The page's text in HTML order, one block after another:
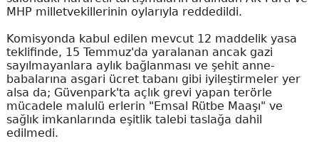
MHP milletvekillerinin oylarıyla reddedildi.
Komisyonda kabul edilen mevcut 12 maddelik yasa
teklifinde, 15 Temmuz'da yaralanan ancak gazi
sayılmayanlara aylık bağlanması ve şehit anne-
babalarına asgari ücret tabanı gibi iyileştirmeler yer
alsa da; Güvenpark'ta açlık grevi yapan terörle
mücadele malulü erlerin "Emsal Rütbe Maaşı" ve
sağlık imkanlarında eşitlik talebi taslağa dahil
edilmedi.